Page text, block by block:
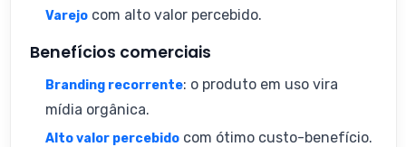
Varejo com alto valor percebido.
Benefícios comerciais
Branding recorrente: o produto em uso vira
mídia orgânica.
Alto valor percebido com ótimo custo-benefício.